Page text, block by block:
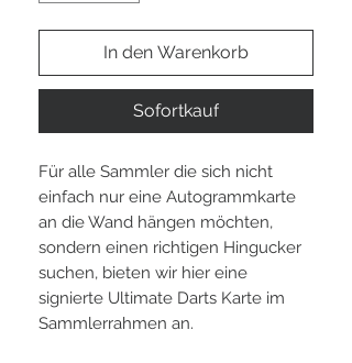
In den Warenkorb
Sofortkauf
Für alle Sammler die sich nicht
einfach nur eine Autogrammkarte
an die Wand hängen möchten,
sondern einen richtigen Hingucker
suchen, bieten wir hier eine
signierte Ultimate Darts Karte im
Sammlerrahmen an.